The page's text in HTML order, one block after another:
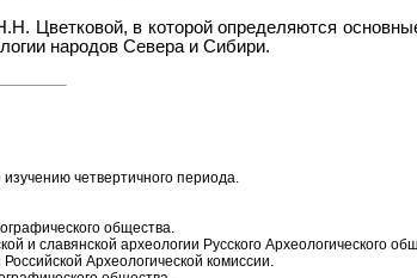
Цветковой, в которой определяются
народов Севера и Сибири.
четвертичного периода.
общества.
и славянской археологии Русского Археологического
Археологической комиссии.